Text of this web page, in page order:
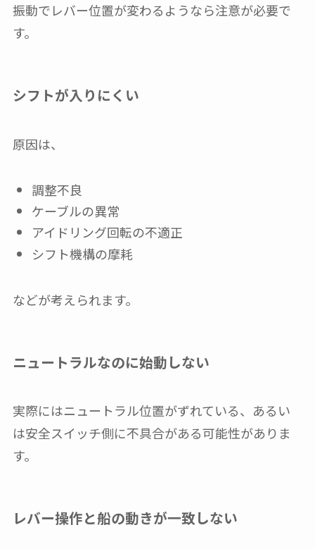
振動でレバー位置が変わるようなら注意が必要で
す。
シフトが入りにくい
原因は、
調整不良
ケーブルの異常
アイドリング回転の不適正
シフト機構の摩耗
などが考えられます。
ニュートラルなのに始動しない
実際にはニュートラル位置がずれている、あるい
は安全スイッチ側に不具合がある可能性がありま
す。
レバー操作と船の動きが一致しない